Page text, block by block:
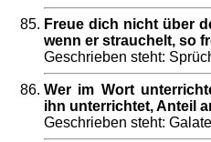
Freue dich nicht über
wenn er strauchelt, so
Geschrieben steht:
Wer im Wort
ihn unterrichtet, Anteil
Geschrieben steht: